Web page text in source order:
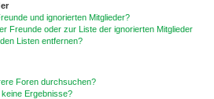
und ignorierten Mitglieder?
Freunde oder zur Liste der ignorierten Mitglieder
Listen entfernen?
Foren durchsuchen?
Ergebnisse?